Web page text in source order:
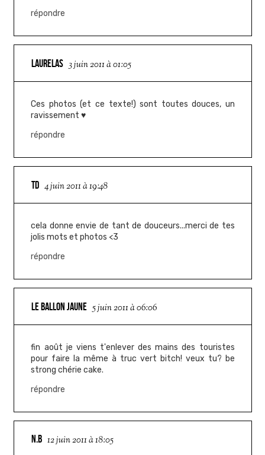
répondre
LAURELAS 3 juin 2011 à 01:05
Ces photos (et ce texte!) sont toutes douces, un
ravissement ♥
répondre
TD 4 juin 2011 à 19:48
cela donne envie de tant de douceurs...merci de tes
jolis mots et photos <3
répondre
LE BALLON JAUNE 5 juin 2011 à 06:06
fin août je viens t'enlever des mains des touristes
pour faire la même à truc vert bitch! veux tu? be
strong chérie cake.
répondre
N.B 12 juin 2011 à 18:05